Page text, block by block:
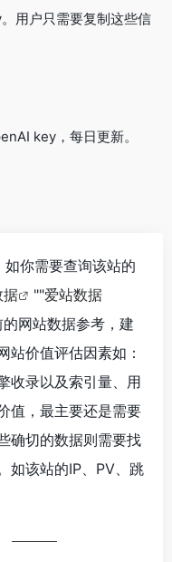
用户只需要复制这些信
key，每日更新。
你需要查询该站的
据 ""爱站数据
网站数据参考，建
站价值评估因素如：
收录以及索引量、用
值，最主要还是需要
确切的数据则需要找
如该站的IP、PV、跳